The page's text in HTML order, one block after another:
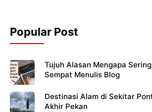
Popular Post
Tujuh Alasan Mengapa
Sempat Menulis Blog
Destinasi Alam di Sekitar
Akhir Pekan